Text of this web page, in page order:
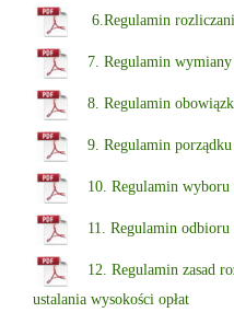
6.Regulamin
7. Regulamin
8. Regulamin
9. Regulamin
10. Regulamin
11. Regulamin
12. Regulamin zasad
ustalania wysokości opłat